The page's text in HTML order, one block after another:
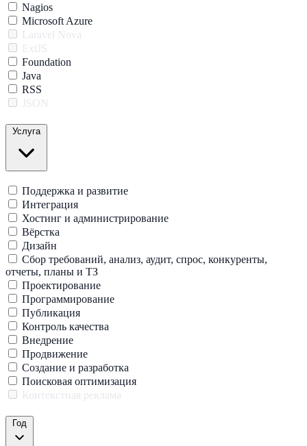
Nagios
Microsoft Azure
Laravel Nova
ExtJS
Foundation
Java
RSS
JSON
Услуга
Поддержка и развитие
Интеграция
Хостинг и администрирование
Вёрстка
Дизайн
Сбор требований, анализ, аудит, спрос, конкуренты,
отчеты, планы и ТЗ
Проектирование
Программирование
Публикация
Контроль качества
Внедрение
Продвижение
Создание и разработка
Поисковая оптимизация
Контекстная реклама
Год